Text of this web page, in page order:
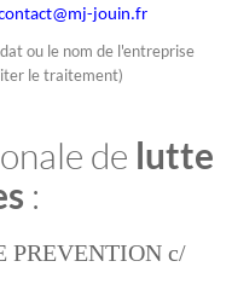
jouin.fr
ou le nom de l'entreprise
le traitement)
de lutte
:
PREVENTION c/